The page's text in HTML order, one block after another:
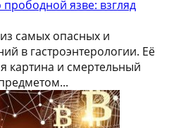
прободной язве: взгляд
самых опасных и
в гастроэнтерологии. Её
картина и смертельный